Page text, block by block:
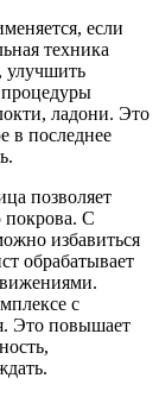
если
техника
улучшить
ладони. Это
в последнее
позволяет
покрова. С
избавиться
обрабатывает
с
Это повышает